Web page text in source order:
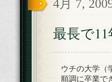
4月 7,
最長で11
ウチの大学（
順調に卒業で